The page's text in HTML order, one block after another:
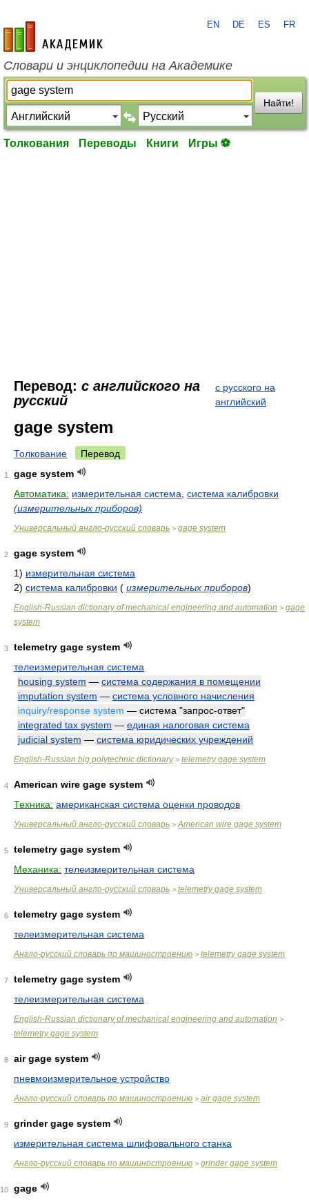
academic.ru
EN DE ES FR
Словари и энциклопедии на Академике
Найти!
Толкования Переводы Книги Игры ⚽
Перевод: с английского на
русский
с русского на
английский
gage system
Толкование Перевод
1
gage system
Автоматика: измерительная система система калибровки
(измерительных приборов)
Универсальный англо-русский словарь > gage system
2
gage system
1) измерительная система
2) система калибровки ( измерительных приборов)
English-Russian dictionary of mechanical engineering and automation > gage
system
3
telemetry gage system
телеизмерительная система
housing system — система содержания в помещении
imputation system — система условного начисления
inquiry/response system — система "запрос-ответ"
integrated tax system — единая налоговая система
judicial system — система юридических учреждений
English-Russian big polytechnic dictionary> telemetry gage system
4
American wire gage system
Техника: американская система оценки проводов
Универсальный англо-русский словарь > American wire gage system
5
telemetry gage system
Механика: телеизмерительная система
Универсальный англо-русский словарь > telemetry gage system
6
telemetry gage system
телеизмерительная система
Англо-русский словарь по машиностроению > telemetry gage system
7
telemetry gage system
телеизмерительная система
English-Russian dictionary of mechanical engineering and automation >
telemetry gage system
8
air gage system
пневмоизмерительное устройство
Англо-русский словарь по машиностроению > air gage system
9
grinder gage system
измерительная система шлифовального станка
Англо-русский словарь по машиностроению > grinder gage system
10
gage